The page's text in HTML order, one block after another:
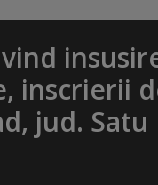
inscrierii
jud.